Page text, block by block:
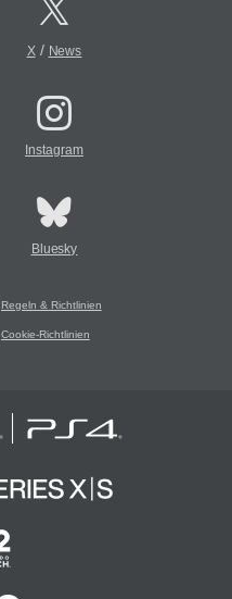
X/ News
Instagram
Bluesky
Regeln & Richtlinien
Cookie-Richtlinien